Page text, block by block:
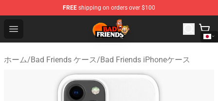
FREE shipping on orders over $100
Open menu
Bad Friends Shop - Official Bad Friends Merchandise
ホーム/Bad Friends ケース/Bad Friends iPhoneケース